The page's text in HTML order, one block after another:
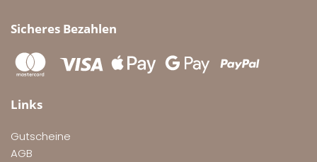
Sicheres Bezahlen
Links
Gutscheine
AGB